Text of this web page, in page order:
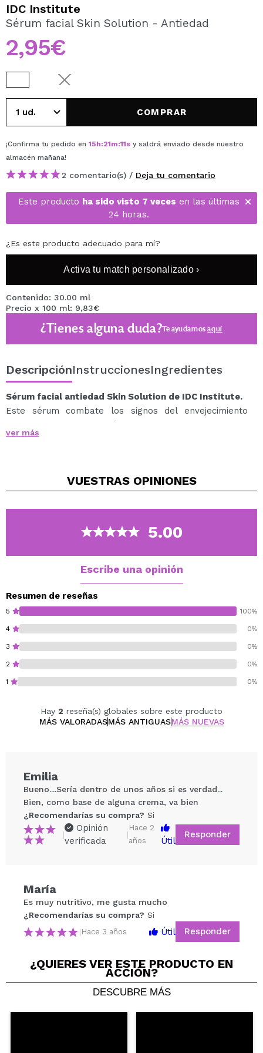
Al crear una cuenta en Maquillalia.com podrás realizar
tus compras rápidamente, revisar el estado de tus
pedidos y consultar tus operaciones anteriores.
IDC Institute
Sérum facial Skin Solution - Antiedad
2,95€
COMPRAR
¡Confirma tu pedido en 15h:21m:11s y saldrá enviado desde nuestro
almacén mañana!
2 comentario(s) / Deja tu comentario
Este producto ha sido visto 7 veces en las últimas
24 horas.
¿Es este producto adecuado para mí?
Activa tu match personalizado ›
Contenido: 30.00 ml
Precio x 100 ml: 9,83€
¿Tienes alguna duda?Te ayudamosaquí
DescripciónInstruccionesIngredientes
Sérum facial antiedad Skin Solution de IDC Institute.
Este sérum combate los signos del envejecimiento
gracias a su formulación: alga codium, extracto de
levadura FAEX, extractos de frutas, ácido hialurónico y
flavonoides) que regeneran la piel y combaten los
radicales libres.
Tras su uso notarás la piel rejuvenecida y llena de
ver más
VUESTRAS OPINIONES
5.00
Escribe una opinión
Resumen de reseñas
5 100%
4 0%
3 0%
2 0%
1 0%
Hay 2 reseña(s) globales sobre este producto
MÁS VALORADASMÁS ANTIGUASMÁS NUEVAS
Tu vídeo podría ser el primero. Imagínatelo...
¿Recomendarías su compra? Si No
ENVIAR
Emilia
Bueno....Sería dentro de unos años si es verdad...
Bien, como base de alguna crema, va bien
¿Recomendarías su compra? Si
|
Opinión
verificada
|
Hace 2
años
Útil
Responder
María
Es muy nutritivo, me gusta mucho
¿Recomendarías su compra? Si
| Hace 3 años Útil Responder
¿QUIERES VER ESTE PRODUCTO EN
ACCIÓN?
DESCUBRE MÁS